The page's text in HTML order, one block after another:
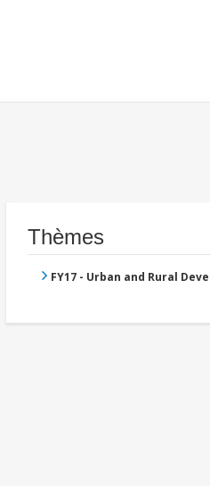
Thèmes
FY17 - Urban and Rural